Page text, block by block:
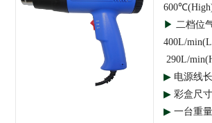
▶二档位
400L/
290L/
▶ 电源线
▶彩盒尺
▶一台重